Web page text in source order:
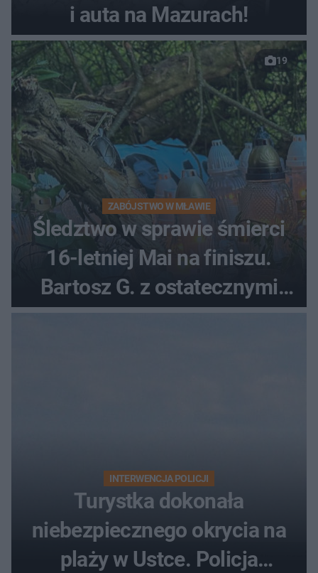
i auta na Mazurach!
19
ZABÓJSTWO W MŁAWIE
Śledztwo w sprawie śmierci
16-letniej Mai na finiszu.
Bartosz G. z ostatecznymi
INTERWENCJA POLICJI
Turystka dokonała
niebezpiecznego okrycia na
plaży w Ustce. Policja